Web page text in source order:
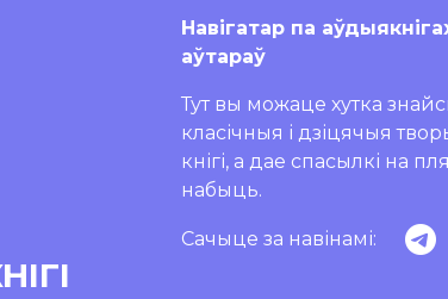
Навігатар па
аўтараў
Тут вы можаце хутка
класічныя і дзіцячыя
кнігі, а дае спасылкі на
набыць.
Сачыце за навінамі: